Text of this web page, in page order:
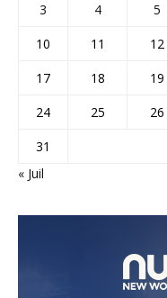
3
4 5
10
11 12
17
18 19
24
25 26
31
« Juil